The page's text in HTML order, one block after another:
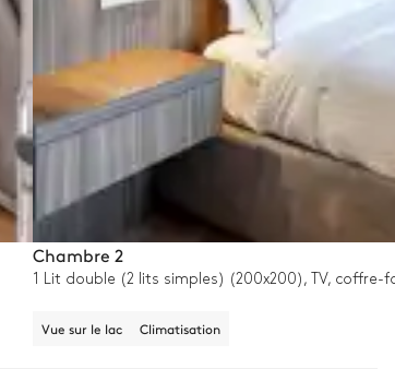
Chambre 2
1 Lit double (2 lits simples) (200x200), TV,
Vue sur le lac Climatisation